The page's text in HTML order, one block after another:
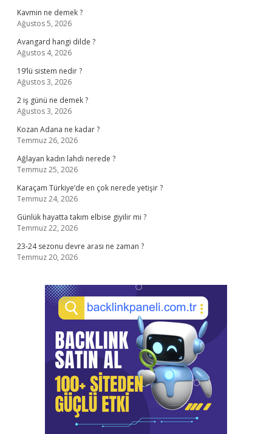
Kavmin ne demek ?
Ağustos 5, 2026
Avangard hangi dilde ?
Ağustos 4, 2026
19’lü sistem nedir ?
Ağustos 3, 2026
2 iş günü ne demek ?
Ağustos 3, 2026
Kozan Adana ne kadar ?
Temmuz 26, 2026
Ağlayan kadın lahdi nerede ?
Temmuz 25, 2026
Karaçam Türkiye’de en çok nerede yetişir ?
Temmuz 24, 2026
Günlük hayatta takım elbise giyilir mi ?
Temmuz 22, 2026
23-24 sezonu devre arası ne zaman ?
Temmuz 20, 2026